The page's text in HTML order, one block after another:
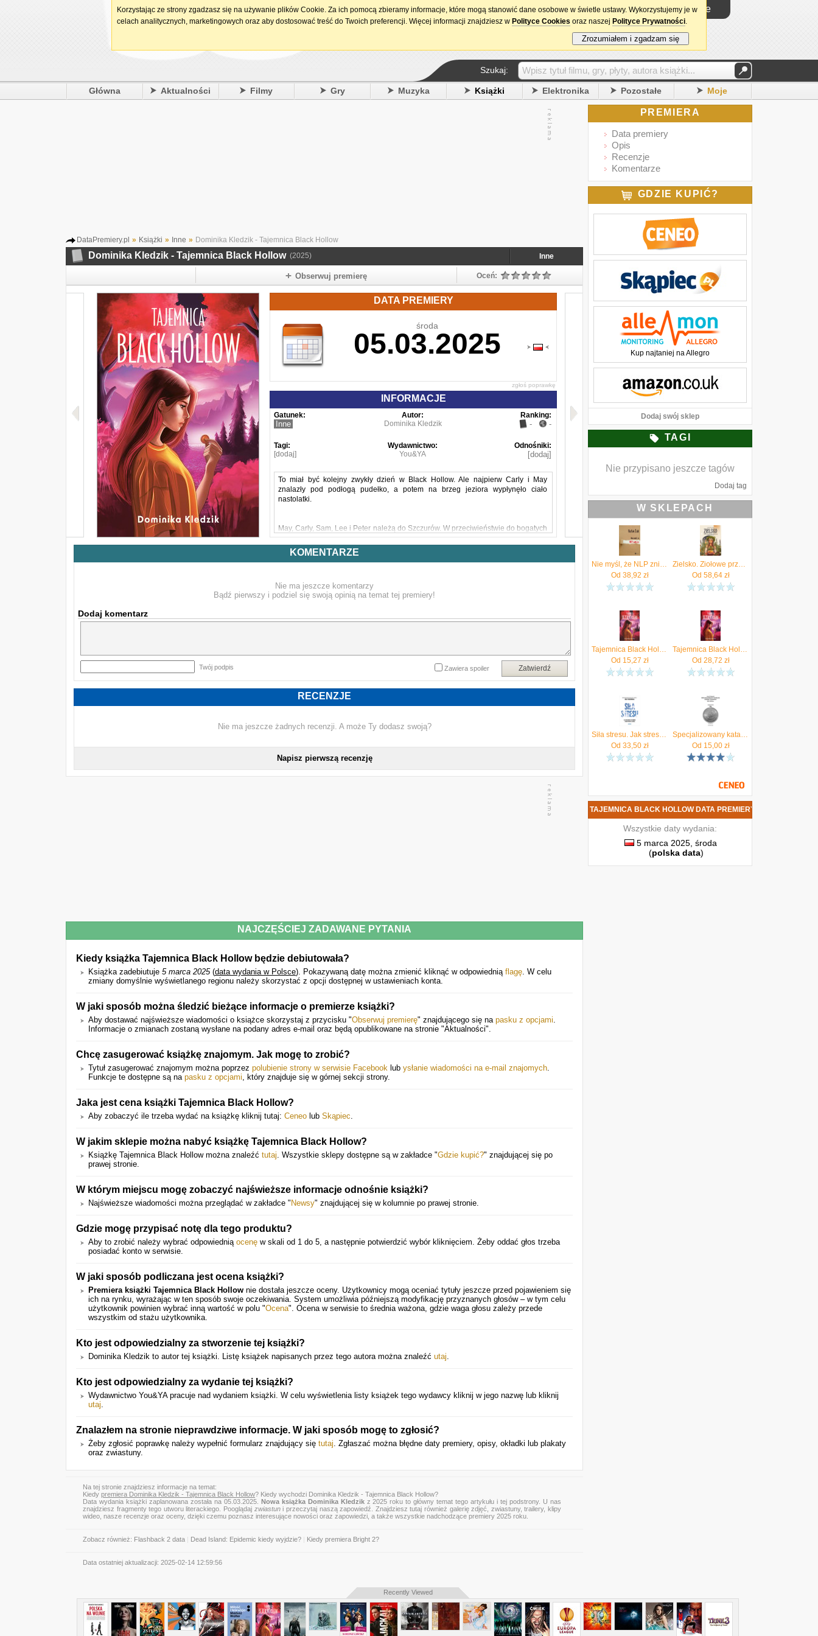
15. urodziny DataPremiery.pl Logowanie
Szukaj:
Główna Aktualności Filmy Gry Muzyka Książki Elektronika Pozostałe Moje
DataPremiery.pl » Książki » Inne » Dominika Kledzik - Tajemnica Black Hollow
Dominika Kledzik - Tajemnica Black Hollow (2025) Inne
Obserwuj premierę Oceń:
DATA PREMIERY
środa
05.03.2025
zgłoś poprawkę
INFORMACJE
Gatunek:
Inne
Autor:
Dominika Kledzik
Ranking:
- -
Tagi:
[dodaj]
Wydawnictwo:
You&YA
Odnośniki:
[dodaj]
To miał być kolejny zwykły dzień w Black Hollow. Ale najpierw Carly i May
znalazły pod podłogą pudełko, a potem na brzeg jeziora wypłynęło ciało
nastolatki.
May, Carly, Sam, Lee i Peter należą do Szczurów. W przeciwieństwie do bogatych
Kotów, prowadzą życie, któremu daleko do ideału. Dlatego kiedy wydaje im się,
że mają szansę na odkrycie skarbu, który dwieście lat temu został zatopiony w
jeziorze, od razu podejmują wyzwanie. Sytuacja komplikuje się, kiedy okazuje
Jaką tajemnicę kryje Wyspa Umarłych i mieszkańcy Black Hollow? Jak wiele
KOMENTARZE
Nie ma jeszcze komentarzy
Bądź pierwszy i podziel się swoją opinią na temat tej premiery!
Dodaj komentarz
Twój podpis Zatwierdź
Zawiera spoiler
RECENZJE
Nie ma jeszcze żadnych recenzji. A może Ty dodasz swoją?
Napisz pierwszą recenzję
NAJCZĘŚCIEJ ZADAWANE PYTANIA
Kiedy książka Tajemnica Black Hollow będzie debiutowała?
Książka zadebiutuje 5 marca 2025(data wydania w Polsce). Pokazywaną datę można zmienić kliknąć w odpowiednią flagę. W celu
zmiany domyślnie wyświetlanego regionu należy skorzystać z opcji dostępnej w ustawieniach konta.
W jaki sposób można śledzić bieżące informacje o premierze książki?
Aby dostawać najświeższe wiadomości o książce skorzystaj z przycisku "Obserwuj premierę" znajdującego się na pasku z opcjami.
Informacje o zmianach zostaną wysłane na podany adres e-mail oraz będą opublikowane na stronie "Aktualności".
Chcę zasugerować książkę znajomym. Jak mogę to zrobić?
Tytuł zasugerować znajomym można poprzez polubienie strony w serwisie Facebook lub ysłanie wiadomości na e-mail znajomych.
Funkcje te dostępne są na pasku z opcjami, który znajduje się w górnej sekcji strony.
Jaka jest cena książki Tajemnica Black Hollow?
Aby zobaczyć ile trzeba wydać na książkę kliknij tutaj: Ceneo lub Skąpiec.
W jakim sklepie można nabyć książkę Tajemnica Black Hollow?
Książkę Tajemnica Black Hollow można znaleźć tutaj. Wszystkie sklepy dostępne są w zakładce "Gdzie kupić?" znajdującej się po
prawej stronie.
W którym miejscu mogę zobaczyć najświeższe informacje odnośnie książki?
Najświeższe wiadomości można przeglądać w zakładce " Newsy" znajdującej się w kolumnie po prawej stronie.
Gdzie mogę przypisać notę dla tego produktu?
Aby to zrobić należy wybrać odpowiednią ocenę w skali od 1 do 5, a następnie potwierdzić wybór kliknięciem. Żeby oddać głos trzeba
posiadać konto w serwisie.
W jaki sposób podliczana jest ocena książki?
Premiera książki Tajemnica Black Hollow nie dostała jeszcze oceny. Użytkownicy mogą oceniać tytuły jeszcze przed pojawieniem się
ich na rynku, wyrażając w ten sposób swoje oczekiwania. System umożliwia późniejszą modyfikację przyznanych głosów – w tym celu
użytkownik powinien wybrać inną wartość w polu "Ocena". Ocena w serwisie to średnia ważona, gdzie waga głosu zależy przede
wszystkim od stażu użytkownika.
Kto jest odpowiedzialny za stworzenie tej książki?
Dominika Kledzik to autor tej książki. Listę książek napisanych przez tego autora można znaleźć utaj.
Kto jest odpowiedzialny za wydanie tej książki?
Wydawnictwo You&YA pracuje nad wydaniem książki. W celu wyświetlenia listy książek tego wydawcy kliknij w jego nazwę lub kliknij
utaj.
Znalazłem na stronie nieprawdziwe informacje. W jaki sposób mogę to zgłosić?
Żeby zgłosić poprawkę należy wypełnić formularz znajdujący się tutaj. Zgłaszać można błędne daty premiery, opisy, okładki lub plakaty
oraz zwiastuny.
Na tej stronie znajdziesz informacje na temat:
Kiedy premiera Dominika Kledzik - Tajemnica Black Hollow? Kiedy wychodzi Dominika Kledzik - Tajemnica Black Hollow?
Data wydania książki zaplanowana została na 05.03.2025. Nowa książka Dominika Kledzikz 2025 roku to główny temat tego artykułu i tej podstrony. U nas
znajdziesz fragmenty tego utworu literackiego. Pooglądaj zwiastuni przeczytaj naszą zapowiedź. Znajdziesz tutaj również galerię zdjęć, zwiastuny, trailery, klipy
wideo, nasze recenzje oraz oceny, dzięki czemu poznasz interesujące nowości oraz zapowiedzi, a także wszystkie nadchodzące premiery 2025 roku.
Zobacz również: Flashback 2 data Dead Island: Epidemic kiedy wyjdzie? Kiedy premiera Bright 2?
Data ostatniej aktualizacji: 2025-02-14 12:59:56
PREMIERA
Data premiery
Opis
Recenzje
Komentarze
GDZIE KUPIĆ?
Kup najtaniej na Allegro
Dodaj swój sklep
TAGI
Nie przypisano jeszcze tagów
Dodaj tag
W SKLEPACH
Nie myśl, że NLP zniknie (MOBI)
Od 38,92 zł
Zielsko. Ziołowe przepisy na lepsze samopoczucie o każdej porze roku
Od 58,64zł
Tajemnica Black Hollow
Od 15,27 zł
Tajemnica Black Hollow (e-book) - Wiosenne ceny HITÓW. Czytaj z przyjemnością.
Od 28,72 zł
Siła stresu. Jak stresować się mądrze i z pożytkiem dla siebie
Od 33,50zł
Specjalizowany katalog monet polskich — PRL. Wydanie trzecie (EPUB)
Od 15,00zł
NOWA KSIĄŻKA DOMINIKA KLEDZIK - TAJEMNICA BLACK HOLLOW DATA PREMIERY
Wszystkie daty wydania:
5 marca 2025, środa
(polska data)
Recently Viewed
Korzystając ze strony zgadzasz się na używanie plików Cookie. Za ich pomocą zbieramy informacje, które mogą stanowić dane osobowe w świetle ustawy. Wykorzystujemy je w
celach analitycznych, marketingowych oraz aby dostosować treść do Twoich preferencji. Więcej informacji znajdziesz w Polityce Cookies oraz naszej Polityce Prywatności.
Zrozumiałem i zgadzam się